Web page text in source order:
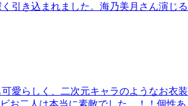
引き込まれました。海乃美月さん演じる
愛らしく、二次元キャラのようなお衣装
お二人は本当に素敵でした…！！個性あ